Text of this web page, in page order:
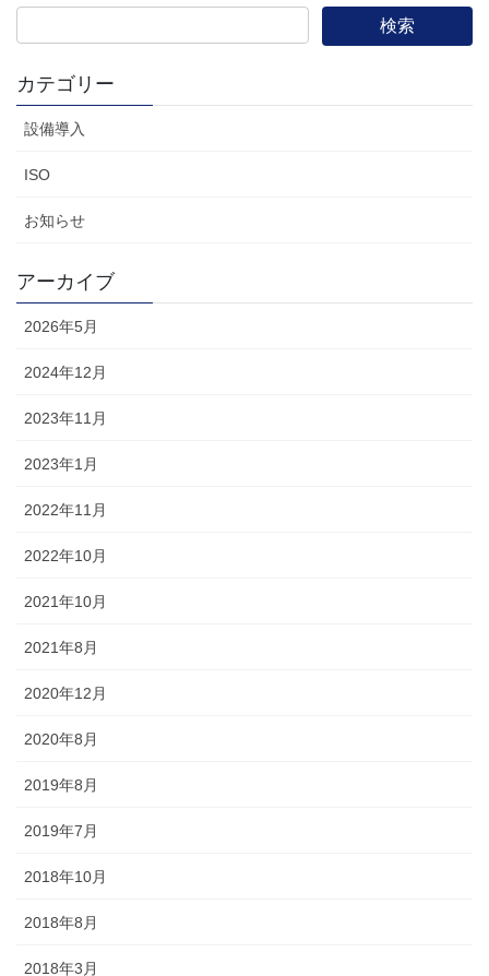
カテゴリー
設備導入
ISO
お知らせ
アーカイブ
2026年5月
2024年12月
2023年11月
2023年1月
2022年11月
2022年10月
2021年10月
2021年8月
2020年12月
2020年8月
2019年8月
2019年7月
2018年10月
2018年8月
2018年3月